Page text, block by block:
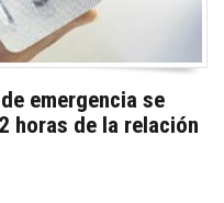
emergencia se
horas de la relación